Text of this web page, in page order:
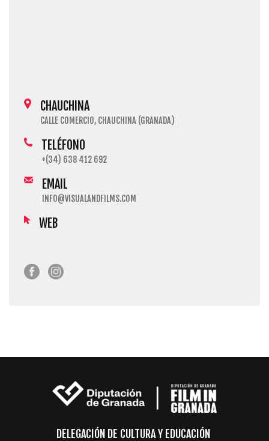
CHAUCHINA
CALLE COMERCIO, CHAUCHINA (GRANADA)
TELÉFONO
+(34) 638 412 692
EMAIL
INFO@VISUALANDFILMS.COM
WEB
DELEGACIÓN DE CULTURA Y EDUCACIÓN